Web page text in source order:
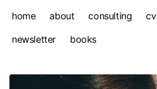
home about consulting cv
newsletter
books